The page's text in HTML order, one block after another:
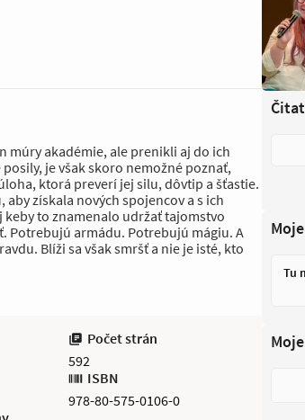
múry akadémie, ale prenikli aj do ich
je však skoro nemožné poznať,
ktorá preverí jej silu, dôvtip a šťastie.
získala nových spojencov a s ich
to znamenalo udržať tajomstvo
Potrebujú armádu. Potrebujú mágiu. A
Blíži sa však smršť a nie je isté, kto
Počet strán
592
ISBN
978-80-575-0106-0
Tu